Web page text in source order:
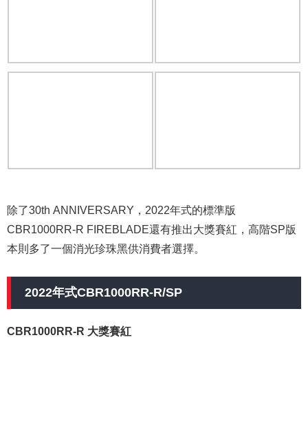
除了30th ANNIVERSARY，2022年式的標準版
CBR1000RR-R FIREBLADE還有推出大獎賽紅，高階SP版
本則多了一個消光珍珠黑供消費者選擇。
2022年式CBR1000RR-R/SP
CBR1000RR-R 大獎賽紅